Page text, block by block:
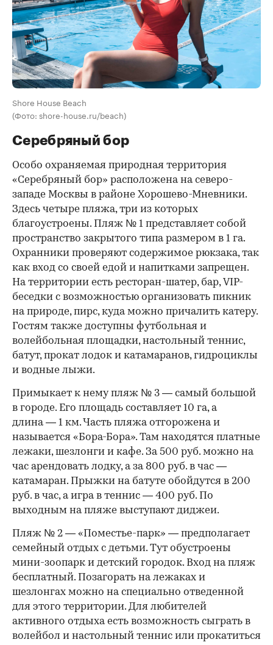
Shore House Beach
(Фото: shore-house.ru/beach)
Серебряный бор
Особо охраняемая природная территория
«Серебряный бор» расположена на северо-
западе Москвы в районе Хорошево-Мневники.
Здесь четыре пляжа, три из которых
благоустроены. Пляж № 1 представляет собой
пространство закрытого типа размером в 1 га.
Охранники проверяют содержимое рюкзака, так
как вход со своей едой и напитками запрещен.
На территории есть ресторан-шатер, бар, VIP-
беседки с возможностью организовать пикник
на природе, пирс, куда можно причалить катеру.
Гостям также доступны футбольная и
волейбольная площадки, настольный теннис,
батут, прокат лодок и катамаранов, гидроциклы
и водные лыжи.
Примыкает к нему пляж № 3 — самый большой
в городе. Его площадь составляет 10 га, а
длина — 1 км. Часть пляжа отгорожена и
называется «Бора-Бора». Там находятся платные
лежаки, шезлонги и кафе. За 500 руб. можно на
час арендовать лодку, а за 800 руб. в час —
катамаран. Прыжки на батуте обойдутся в 200
руб. в час, а игра в теннис — 400 руб. По
выходным на пляже выступают диджеи.
Пляж № 2 — «Поместье-парк» — предполагает
семейный отдых с детьми. Тут обустроены
мини-зоопарк и детский городок. Вход на пляж
бесплатный. Позагорать на лежаках и
шезлонгах можно на специально отведенной
для этого территории. Для любителей
активного отдыха есть возможность сыграть в
волейбол и настольный теннис или прокатиться